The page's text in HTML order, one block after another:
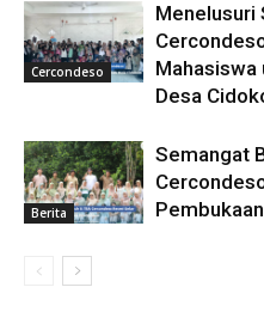
Cercondeso
Menelusuri
Mahasiswa
Desa
Berita
Semangat
Pembukaan